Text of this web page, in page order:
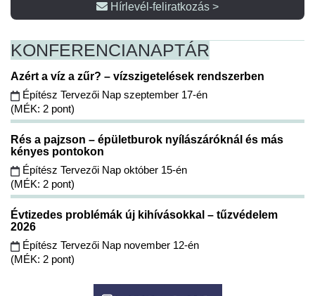
Hírlevél-feliratkozás >
KONFERENCIANAPTÁR
Azért a víz a zűr? – vízszigetelések rendszerben
Építész Tervezői Nap szeptember 17-én
(MÉK: 2 pont)
Rés a pajzson – épületburok nyílászáróknál és más
kényes pontokon
Építész Tervezői Nap október 15-én
(MÉK: 2 pont)
Évtizedes problémák új kihívásokkal – tűzvédelem
2026
Építész Tervezői Nap november 12-én
(MÉK: 2 pont)